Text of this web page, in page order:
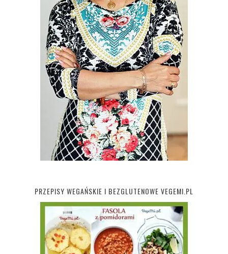
PRZEPISY WEGAŃSKIE I BEZGLUTENOWE VEGEMI.PL